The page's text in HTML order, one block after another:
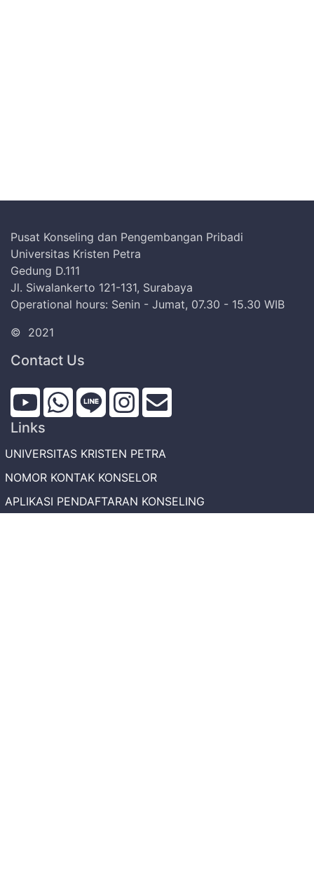
Pusat Konseling dan Pengembangan Pribadi
Universitas Kristen Petra
Gedung D.111
Jl. Siwalankerto 121-131, Surabaya
Operational hours: Senin - Jumat, 07.30 - 15.30 WIB
© 2021
Contact Us
Links
UNIVERSITAS KRISTEN PETRA
NOMOR KONTAK KONSELOR
APLIKASI PENDAFTARAN KONSELING